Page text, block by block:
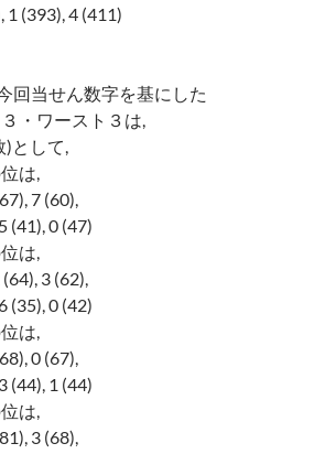
(393), 4 (411)
回当せん数字を基にした
・ワースト３は,
)として,
は,
7 (60),
(41), 0 (47)
は,
3 (62),
(35), 0 (42)
は,
0 (67),
(44), 1 (44)
は,
3 (68),